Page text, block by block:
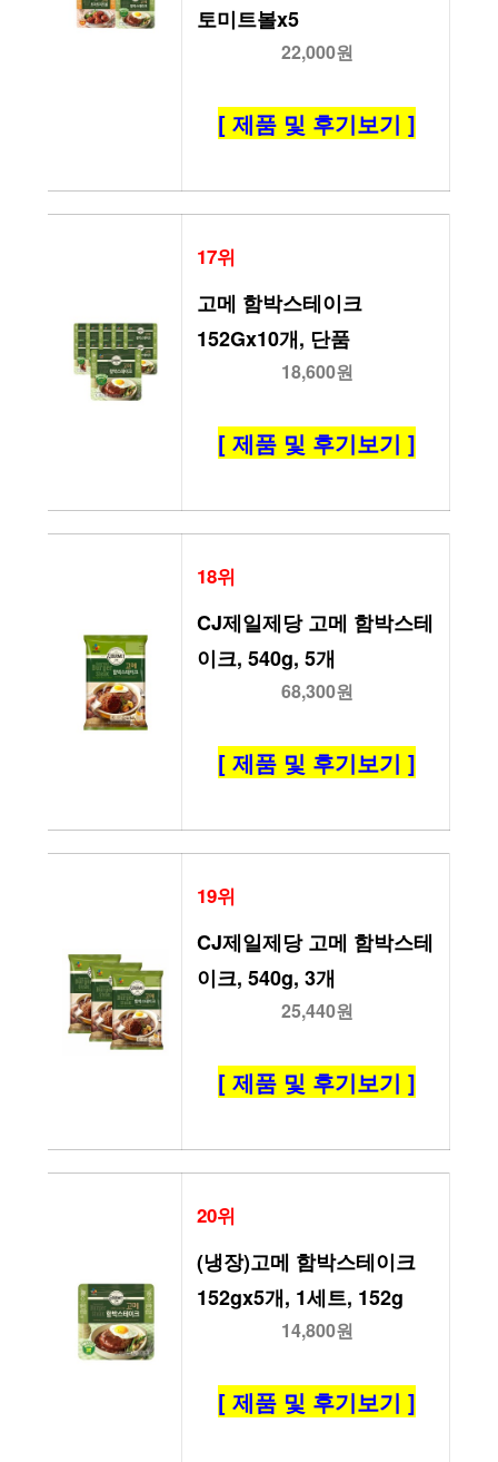
토미트볼x5
22,000원
[ 제품 및 후기보기 ]
17위
고메 함박스테이크
152Gx10개, 단품
18,600원
[ 제품 및 후기보기 ]
18위
CJ제일제당 고메 함박스테
이크, 540g, 5개
68,300원
[ 제품 및 후기보기 ]
19위
CJ제일제당 고메 함박스테
이크, 540g, 3개
25,440원
[ 제품 및 후기보기 ]
20위
(냉장)고메 함박스테이크
152gx5개, 1세트, 152g
14,800원
[ 제품 및 후기보기 ]